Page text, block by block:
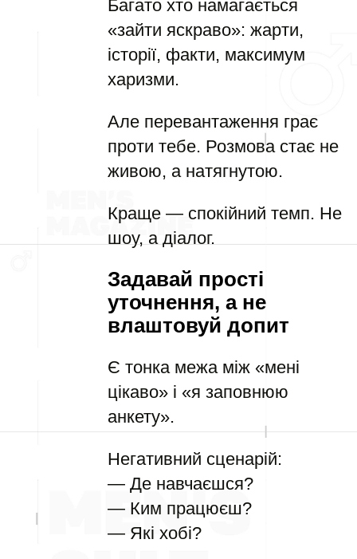
Багато хто намагається
«зайти яскраво»: жарти,
історії, факти, максимум
харизми.
Але перевантаження грає
проти тебе. Розмова стає не
живою, а натягнутою.
Краще — спокійний темп. Не
шоу, а діалог.
Задавай прості
уточнення, а не
влаштовуй допит
Є тонка межа між «мені
цікаво» і «я заповнюю
анкету».
Негативний сценарій:
— Де навчаєшся?
— Ким працюєш?
— Які хобі?